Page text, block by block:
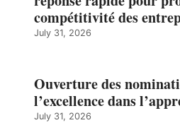
compétitivité des
July 31, 2026
Ouverture des
l’excellence dans
July 31, 2026